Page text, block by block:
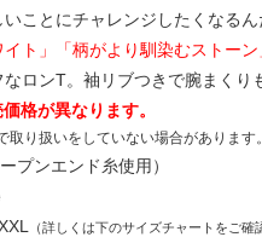
ことにチャレンジしたくなる
イト」「柄がより馴染むストーン
ロンT。袖リブつきで腕まくり
格が異なります。
り扱いをしていない場合があります
プンエンド糸使用）
（詳しくは下のサイズチャートをご